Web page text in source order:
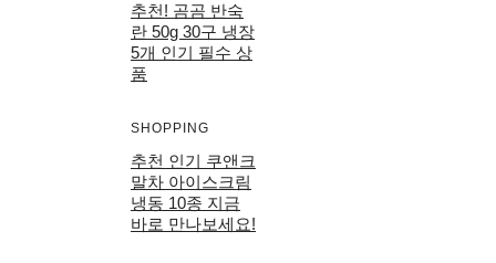
추천! 곰곰 반숙
란 50g 30구 냉장
5개 인기 필수 상
품
SHOPPING
추천 인기 쿠앤크
말차 아이스크림
냉동 10종 지금
바로 만나보세요!